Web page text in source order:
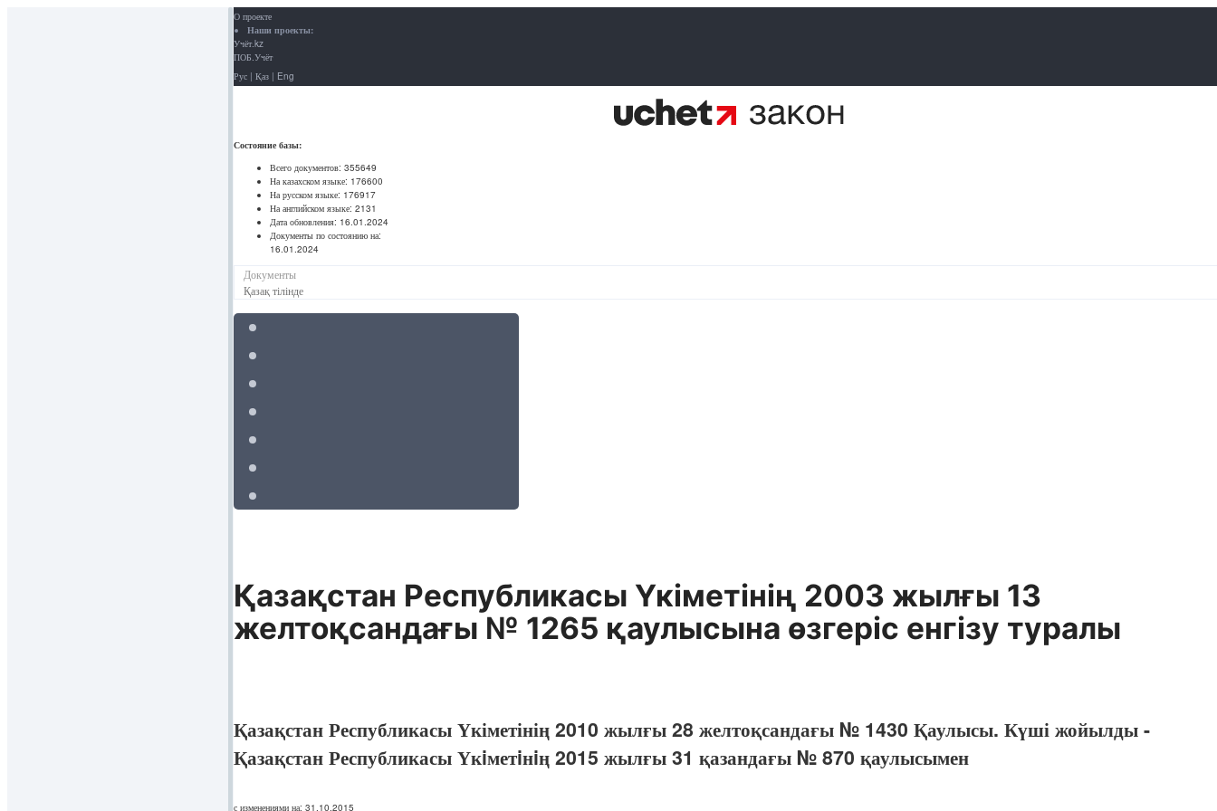
О проекте
Наши проекты:
Учёт.kz
ПОБ.Учёт
Рус | Қаз | Eng
Состояние базы:
Всего документов: 355649
На казахском языке: 176600
На русском языке: 176917
На английском языке: 2131
Дата обновления: 16.01.2024
Документы по состоянию на:
16.01.2024
Документы
Қазақ тілінде
Қазақстан Республикасы Үкіметінің 2003 жылғы 13
желтоқсандағы № 1265 қаулысына өзгеріс енгізу туралы
Қазақстан Республикасы Үкіметінің 2010 жылғы 28 желтоқсандағы № 1430 Қаулысы. Күші жойылды -
Қазақстан Республикасы Үкiметiнiң 2015 жылғы 31 қазандағы № 870 қаулысымен
с изменениями на: 31.10.2015